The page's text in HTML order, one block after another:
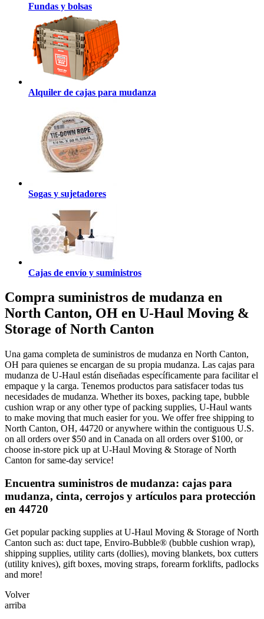
Fundas y bolsas
Alquiler de cajas para mudanza
Sogas y sujetadores
Cajas de envío y suministros
Compra suministros de mudanza en
North Canton, OH en U-Haul Moving &
Storage of North Canton
Una gama completa de suministros de mudanza en North Canton,
OH para quienes se encargan de su propia mudanza. Las cajas para
mudanza de U-Haul están diseñadas específicamente para facilitar el
empaque y la carga. Tenemos productos para satisfacer todas tus
necesidades de mudanza. Whether its boxes, packing tape, bubble
cushion wrap or any other type of packing supplies, U-Haul wants
to make moving that much easier for you. We offer free shipping to
North Canton, OH, 44720 or anywhere within the contiguous U.S.
on all orders over $50 and in Canada on all orders over $100, or
choose in-store pick up at U-Haul Moving & Storage of North
Canton for same-day service!
Encuentra suministros de mudanza: cajas para
mudanza, cinta, cerrojos y artículos para protección
en 44720
Get popular packing supplies at U-Haul Moving & Storage of North
Canton such as: duct tape, Enviro-Bubble® (bubble cushion wrap),
shipping supplies, utility carts (dollies), moving blankets, box cutters
(utility knives), gift boxes, moving straps, forearm forklifts, padlocks
and more!
Volver
arriba